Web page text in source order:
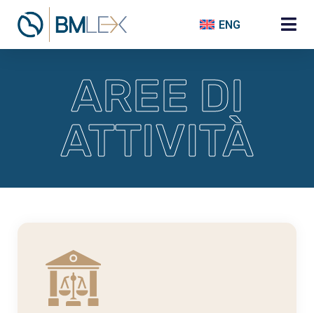
ENG
AREE DI
ATTIVITÀ